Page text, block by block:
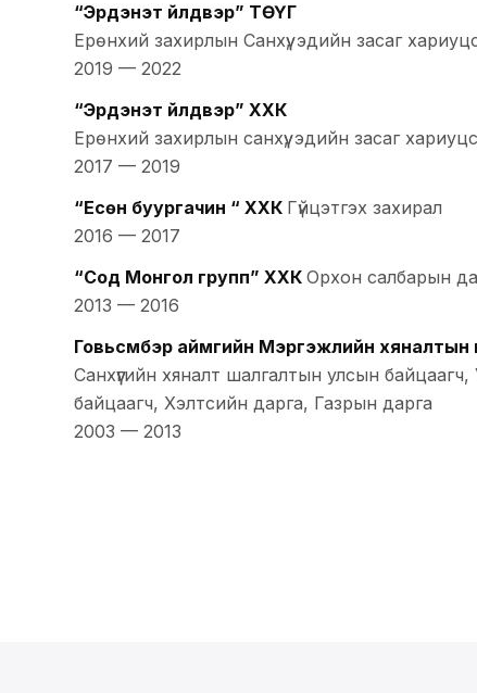
“Эрдэнэт үйлдвэр” ТӨҮГ
Ерөнхий захирлын Санхүү, эдийн засаг
2019 — 2022
“Эрдэнэт үйлдвэр” ХХК
Ерөнхий захирлын санхүү, эдийн засаг
2017 — 2019
“Есөн буургачин “ ХХК Гүйцэтгэх захирал
2016 — 2017
“Сод Монгол групп” ХХК Орхон салбарын
2013 — 2016
Говьсүмбэр аймгийн Мэргэжлийн хяналтын
Санхүүгийн хяналт шалгалтын улсын
байцаагч, Хэлтсийн дарга, Газрын дарга
2003 — 2013